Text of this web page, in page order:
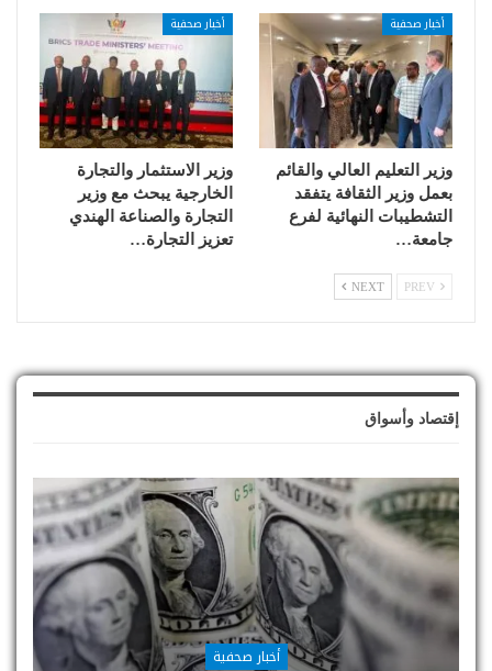
أخبار صحفية
وزير التعليم العالي والقائم
بعمل وزير الثقافة يتفقد
التشطيبات النهائية لفرع
جامعة…
أخبار صحفية
وزير الاستثمار والتجارة
الخارجية يبحث مع وزير
التجارة والصناعة الهندي
تعزيز التجارة…
NEXT
إقتصاد وأسواق
أخبار صحفية